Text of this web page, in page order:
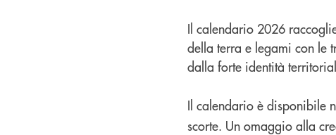
Il calendario 2026
della terra e legami con le
dalla forte identità
Il calendario è disponibile
scorte. Un omaggio alla